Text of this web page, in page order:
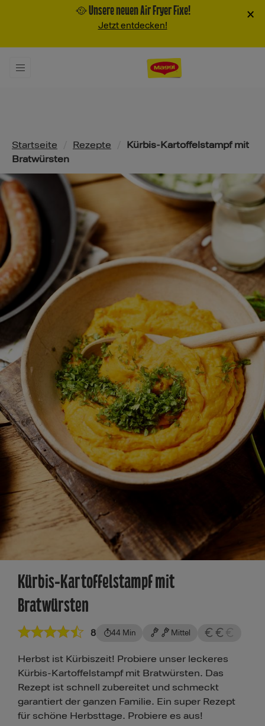
🥘 Unsere neuen Air Fryer Fixe!
Jetzt entdecken!
×
Pfadnavigation
Startseite Rezepte
Kürbis-Kartoffelstampf mit
Bratwürsten
Kürbis-Kartoffelstampf mit
Bratwürsten
8 44 Min Mittel
Herbst ist Kürbiszeit! Probiere unser leckeres
Kürbis-Kartoffelstampf mit Bratwürsten. Das
Rezept ist schnell zubereitet und schmeckt
garantiert der ganzen Familie. Ein super Rezept
für schöne Herbsttage. Probiere es aus!